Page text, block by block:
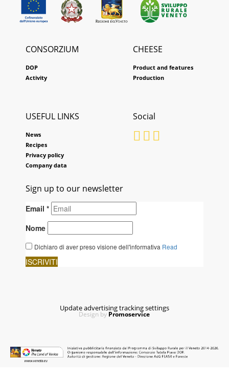
CONSORZIUM
DOP
Activity
CHEESE
Product and features
Production
Social
USEFUL LINKS
News
Recipes
Privacy policy
Company data
Sign up to our newsletter
Update advertising tracking settings
Design by Promoservice